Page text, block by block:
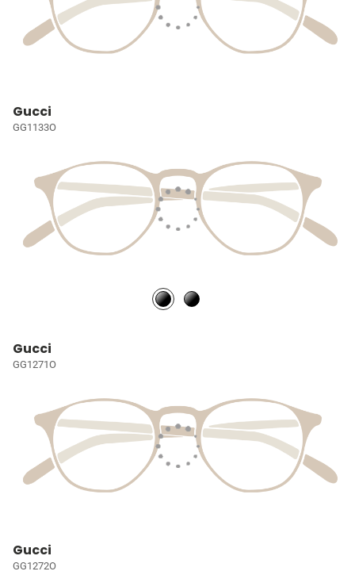
Gucci
GG1133O
Gucci
GG1271O
Gucci
GG1272O